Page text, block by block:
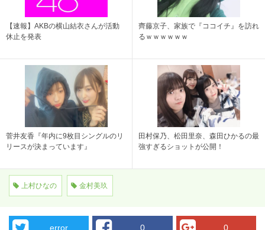
【速報】AKBの横山結衣さんが活動
休止を発表
齊藤京子、家族で『ココイチ』を訪れ
るｗｗｗｗｗｗ
菅井友香『年内に9枚目シングルのリ
リースが決まっています』
田村保乃、松田里奈、森田ひかるの最
強すぎるショットが公開！
上村ひなの 金村美玖
error 0 0